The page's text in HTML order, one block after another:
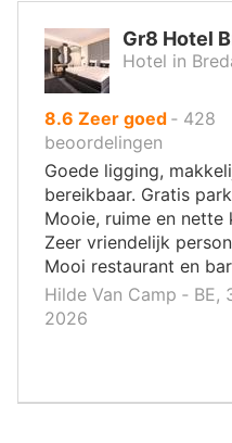
Gr8 Hotel
Hotel in
8.6 uit
10
,
Zeer goed ‐ 428
beoordelingen
Goede ligging,
bereikbaar. Gratis
Mooie, ruime en nette
Zeer vriendelijk
Mooi restaurant en bar
Hilde Van Camp ‐ BE,
2026